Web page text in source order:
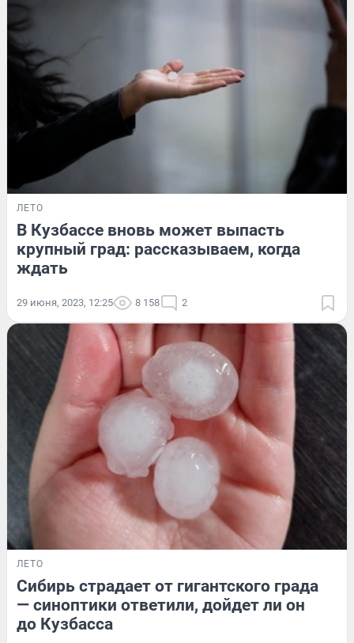
ЛЕТО
В Кузбассе вновь может выпасть
крупный град: рассказываем, когда
ждать
29 июня, 2023, 12:25 8 158 2
ЛЕТО
Сибирь страдает от гигантского града
— синоптики ответили, дойдет ли он
до Кузбасса